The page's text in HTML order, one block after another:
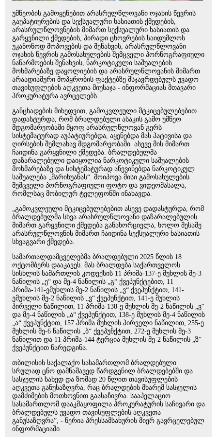
უმწეობის გამოყენებით არასრულწლოვანი ოჯახის წევრის
გაუპატიურების და სექსუალური ხასიათის ქმედების,
არასრულწლოვნების მიმართ სექსუალური ხასიათის და
გარყვნილი ქმედების, პირადი ცხოვრების საიდუმლოს
უკანონოდ მოპოვების და შენახვის, არასრულწლოვანი
ოჯახის წევრის გამოსახულების შემცველი პორნოგრაფიული
ნაწარმოების შენახვის, ნარკოტიკული საშუალების
მოხმარებაზე დაყოლიების და არასრულწლოვანის მიმართ
არაადიამური მოპყრობის ფაქტებზე მსჯავრდებულს უვადო
თავისუფლების აღკვეთა მიუსაჯა - ინფორმაციას მთავარი
პროკურატურა ავრცელებს.
განცხადების მიხედვით, გამოკვლეული მტკიცებულებებით
დადასტურდა, რომ ბრალდებული ასაკის გამო უმწეო
მდგომარეობაში მყოფ არასრულწლოვან გერს
სისტემატურად აუპატიურებდა, აყენებდა მას პატივისა და
ღირსების შემლახავ მდგომარეობაში. ასევე მის მიმართ
ჩაიდინა გარყვნილი ქმედება. ბრალდებულმა
დაზარალებული დაიყოლია ნარკოტიკული საშუალების
მოხმარებაზე და სისტემატურად აწევინებდა ნარკოტიკულ
საშუალება „მარიხუანას“. მოიპოვა მისი გამოსახულების
შემცველი პორნოგრაფიული ფოტო და ვიდეომასალა,
რომლსაც მობილურ ტელეფონში ინახავდა.
„გამოკვლეული მტკიცებულებებით ასევე დადასტურდა, რომ
ბრალდებულმა სხვა არასრულწლოვანი დაზარალებულის
მიმართ გარყვნილი ქმედება განახორციელა, ხოლო მესამე
არასრულწლოვნის მიმართ ჩაიდინა სექსუალური ხასიათის
სხვაგვარი ქმედება.
სამართალდამცველებმა ბრალდებული 2025 წლის 18
ოქტომბერს დააკავეს. მას ბრალდება საქართველოს
სისხლის სამართლის კოდექსის 11 პრიმა-137-ე მუხლის მე-3
ნაწილის „ე“ და მე-4 ნაწილის „გ“ ქვეპუნქტებით, 11
პრიმა-141-ემუხლის მე-2 ნაწილის „ვ“ ქვეპუნქტით, 141-
ემუხლის მე-2 ნაწილის „ვ“ ქვეპუნქტით, 141-ე მუხლის
პირველი ნაწილით, 11 პრიმა-138-ე მუხლის მე-2 ნაწილის „ვ“
და მე-4 ნაწილის „ა“ ქვეპუნქტით, 138-ე მუხლის მე-4 ნაწილის
„ა“ ქვეპუნქტით, 157 პრიმა მუხლის პირველი ნაწილით, 255-ე
მუხლის მე-6 ნაწილის „ბ“ ქვეპუნქტით, 272-ე მუხლის მე-3
ნაწილით და 11 პრიმა-144 ტერცია მუხლის მე-2 ნაწილის „ზ“
ქვეპუნქტით წარედგინა.
თბილისის საქალაქო სასამართლომ ბრალდებული
სრულად ცნო დამნაშავედ წარდგენილ ბრალდებებში და
სასჯელის სახედ და ზომად 20 წლით თავისუფლების
აღკვეთა განუსაზღვრა, რაც ბრალდების მხარემ სასჯელის
დამძიმების მოთხოვნით გაასაჩივრა. სააპელაციო
სასამართლომ დააკმაყოფილა პროკურატურის საჩივარი და
ბრალდებულს უვადო თავისუფლების აღკვეთა
განუსაზღვრა”, - წერია პრესსამსახურის მიერ გავრცელებულ
ინფორმაციაში.